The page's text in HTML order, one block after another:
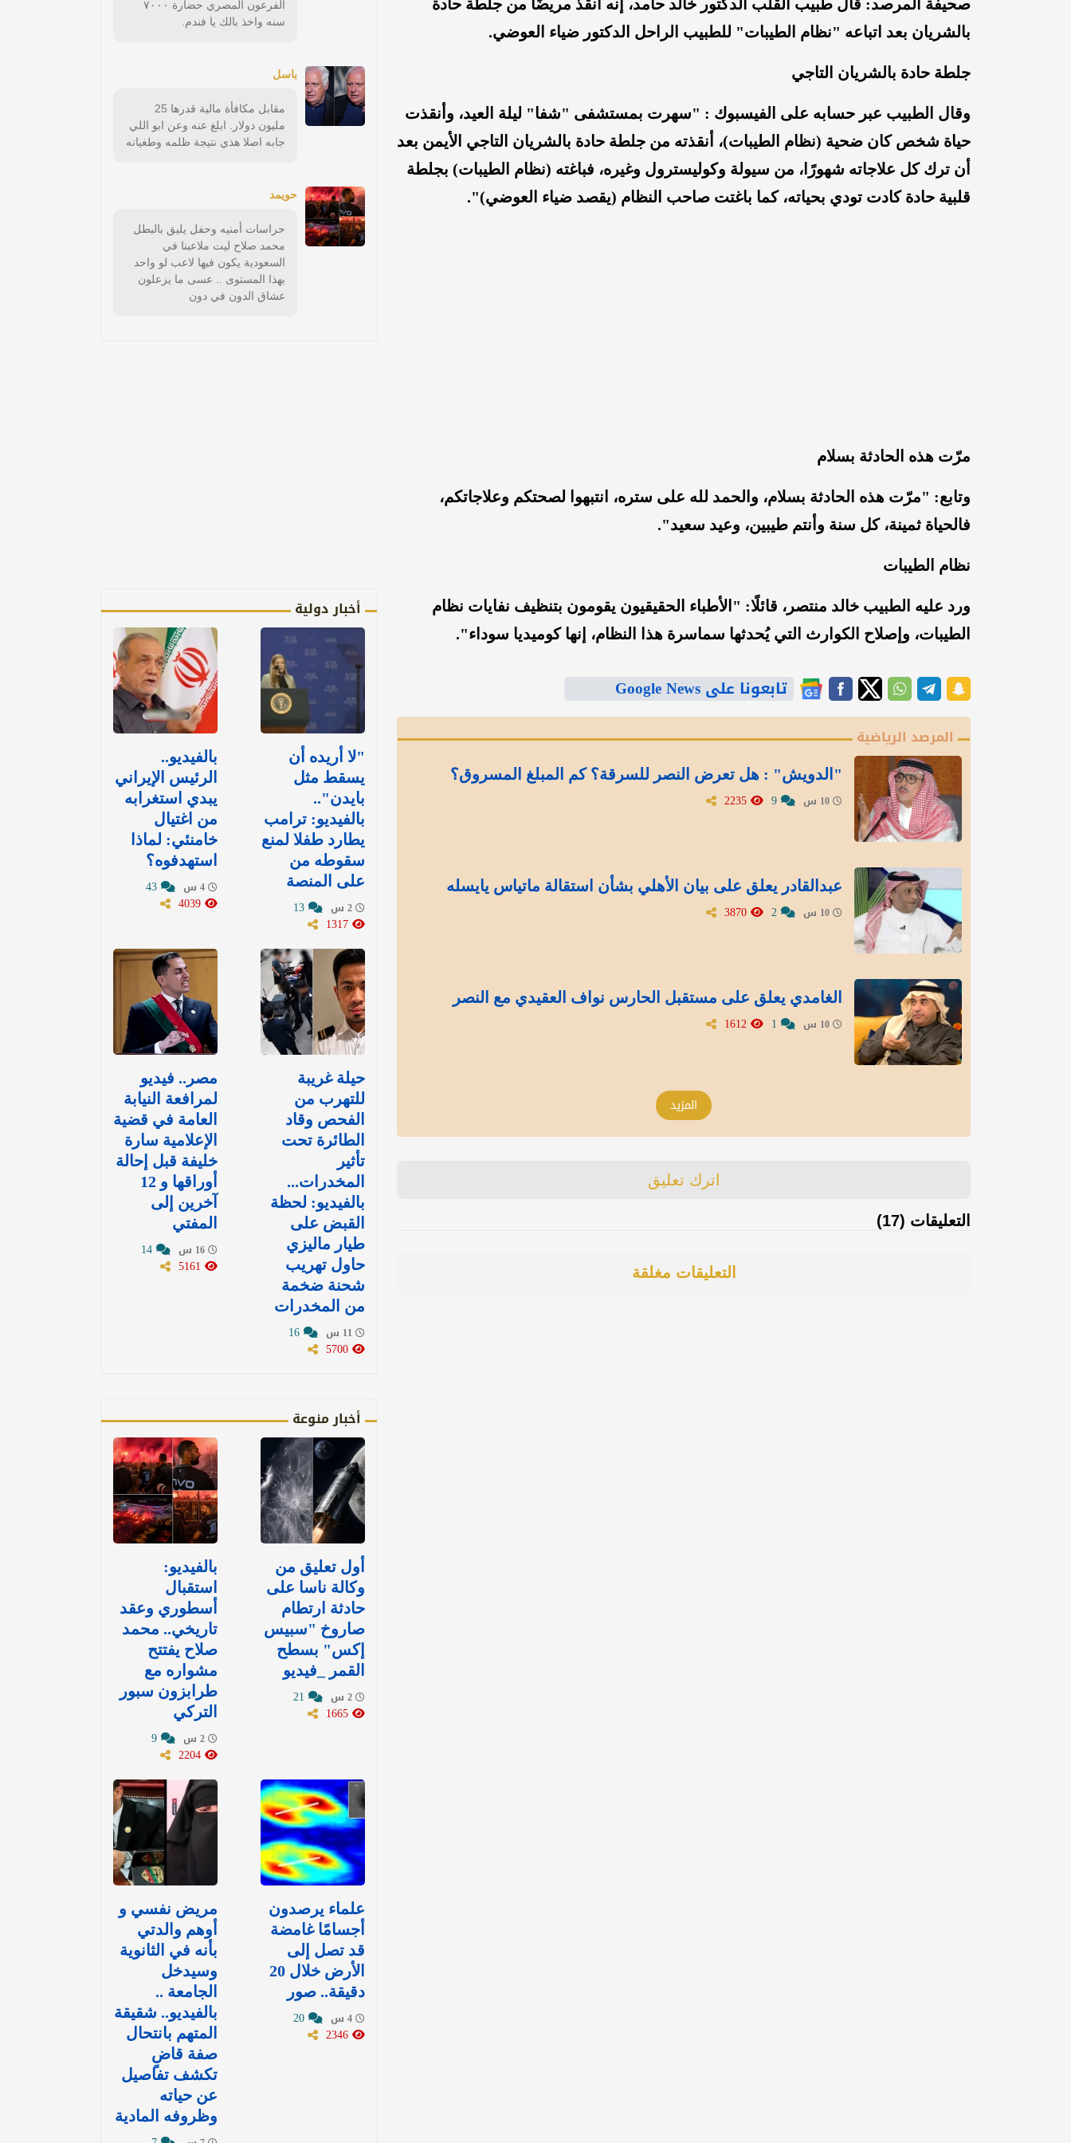
صحيفة المرصد: قال طبيب القلب الدكتور خالد حامد، إنه أنقذ مريضًا من جلطة حادة
بالشريان بعد اتباعه "نظام الطيبات" للطبيب الراحل الدكتور ضياء العوضي.
جلطة حادة بالشريان التاجي
وقال الطبيب عبر حسابه على الفيسبوك : "سهرت بمستشفى "شفا" ليلة العيد، وأنقذت
حياة شخص كان ضحية (نظام الطيبات)، أنقذته من جلطة حادة بالشريان التاجي الأيمن بعد
أن ترك كل علاجاته شهورًا، من سيولة وكوليسترول وغيره، فباغته (نظام الطيبات) بجلطة
قلبية حادة كادت تودي بحياته، كما باغتت صاحب النظام (يقصد ضياء العوضي)".
مرّت هذه الحادثة بسلام
وتابع: "مرّت هذه الحادثة بسلام، والحمد لله على ستره، انتبهوا لصحتكم وعلاجاتكم،
فالحياة ثمينة، كل سنة وأنتم طيبين، وعيد سعيد".
نظام الطيبات
ورد عليه الطبيب خالد منتصر، قائلًا: "الأطباء الحقيقيون يقومون بتنظيف نفايات نظام
الطيبات، وإصلاح الكوارث التي يُحدثها سماسرة هذا النظام، إنها كوميديا سوداء".
تابعونا على Google News
المرصد الرياضية
"الدويش" : هل تعرض النصر للسرقة؟ كم المبلغ المسروق؟
عبدالقادر يعلق على بيان الأهلي بشأن استقالة ماتياس يايسله
الغامدي يعلق على مستقبل الحارس نواف العقيدي مع النصر
المزيد
اترك تعليق
التعليقات (17)
التعليقات مغلقة
الفرعون المصري حضارة ٧٠٠٠
سنه واخذ بالك يا فندم.
باسل
مقابل مكافأة مالية قدرها 25
مليون دولار. ابلغ عنه وعن ابو اللي
جابه اصلا هذي نتيجة ظلمه وطغيانه
حويمد
حراسات أمنيه وحفل يليق بالبطل
محمد صلاح ليت ملاعبنا في
السعودية يكون فيها لاعب لو واحد
بهذا المستوى .. عسى ما يزعلون
عشاق الدون في دون
أخبار دولية
"لا أريده أن
يسقط مثل
بايدن"..
بالفيديو: ترامب
يطارد طفلا لمنع
سقوطه من
على المنصة
بالفيديو..
الرئيس الإيراني
يبدي استغرابه
من اغتيال
خامنئي: لماذا
استهدفوه؟
حيلة غريبة
للتهرب من
الفحص وقاد
الطائرة تحت
تأثير
المخدرات...
بالفيديو: لحظة
القبض على
طيار ماليزي
حاول تهريب
شحنة ضخمة
من المخدرات
مصر.. فيديو
لمرافعة النيابة
العامة في قضية
الإعلامية سارة
خليفة قبل إحالة
أوراقها و 12
آخرين إلى
المفتي
أخبار منوعة
أول تعليق من
وكالة ناسا على
حادثة ارتطام
صاروخ "سبيس
إكس" بسطح
القمر _فيديو
بالفيديو:
استقبال
أسطوري وعقد
تاريخي.. محمد
صلاح يفتتح
مشواره مع
طرابزون سبور
التركي
علماء يرصدون
أجسامًا غامضة
قد تصل إلى
الأرض خلال 20
دقيقة.. صور
مريض نفسي و
أوهم والدتي
بأنه في الثانوية
وسيدخل
الجامعة ..
بالفيديو.. شقيقة
المتهم بانتحال
صفة قاضٍ
تكشف تفاصيل
عن حياته
وظروفه المادية